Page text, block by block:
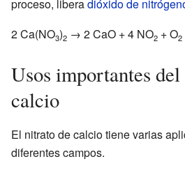
proceso, liberadióxido de
2 Ca(NO3)2 → 2 CaO + 4 NO2 + O2
Usos importantes
calcio
El nitrato de calcio tiene varias
diferentes campos.